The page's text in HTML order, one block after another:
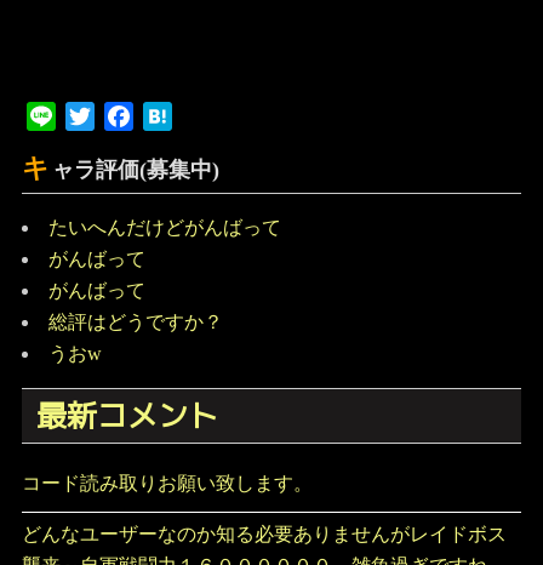
Line Twitter Facebook
キ ャラ評価(募集中)
たいへんだけどがんばって
がんばって
がんばって
総評はどうですか？
うおw
最新コメント
コード読み取りお願い致します。
どんなユーザーなのか知る必要ありませんがレイドボス